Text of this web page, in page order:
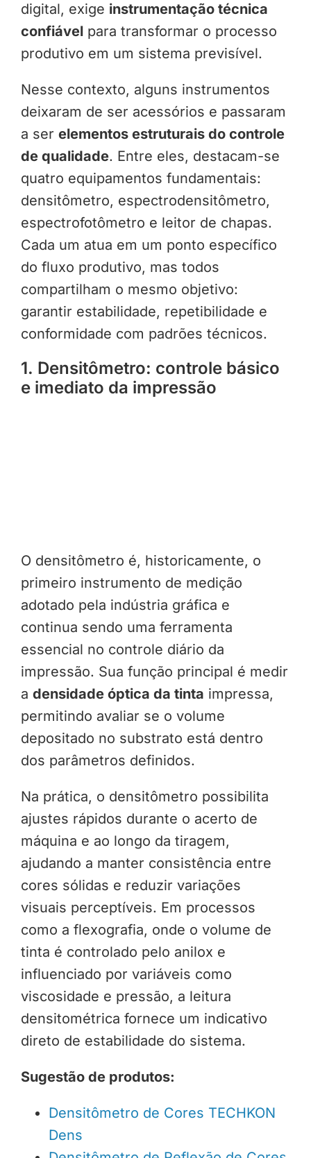
digital, exige instrumentação técnica
confiávelpara transformar o processo
produtivo em um sistema previsível.
Nesse contexto, alguns instrumentos
deixaram de ser acessórios e passaram
a ser elementos estruturais do controle
de qualidade. Entre eles, destacam-se
quatro equipamentos fundamentais:
densitômetro, espectrodensitômetro,
espectrofotômetro e leitor de chapas.
Cada um atua em um ponto específico
do fluxo produtivo, mas todos
compartilham o mesmo objetivo:
garantir estabilidade, repetibilidade e
conformidade com padrões técnicos.
1. Densitômetro: controle básico
e imediato da impressão
O densitômetro é, historicamente, o
primeiro instrumento de medição
adotado pela indústria gráfica e
continua sendo uma ferramenta
essencial no controle diário da
impressão. Sua função principal é medir
a densidade óptica da tinta impressa,
permitindo avaliar se o volume
depositado no substrato está dentro
dos parâmetros definidos.
Na prática, o densitômetro possibilita
ajustes rápidos durante o acerto de
máquina e ao longo da tiragem,
ajudando a manter consistência entre
cores sólidas e reduzir variações
visuais perceptíveis. Em processos
como a flexografia, onde o volume de
tinta é controlado pelo anilox e
influenciado por variáveis como
viscosidade e pressão, a leitura
densitométrica fornece um indicativo
direto de estabilidade do sistema.
Sugestão de produtos:
Densitômetro de Cores TECHKON
Dens